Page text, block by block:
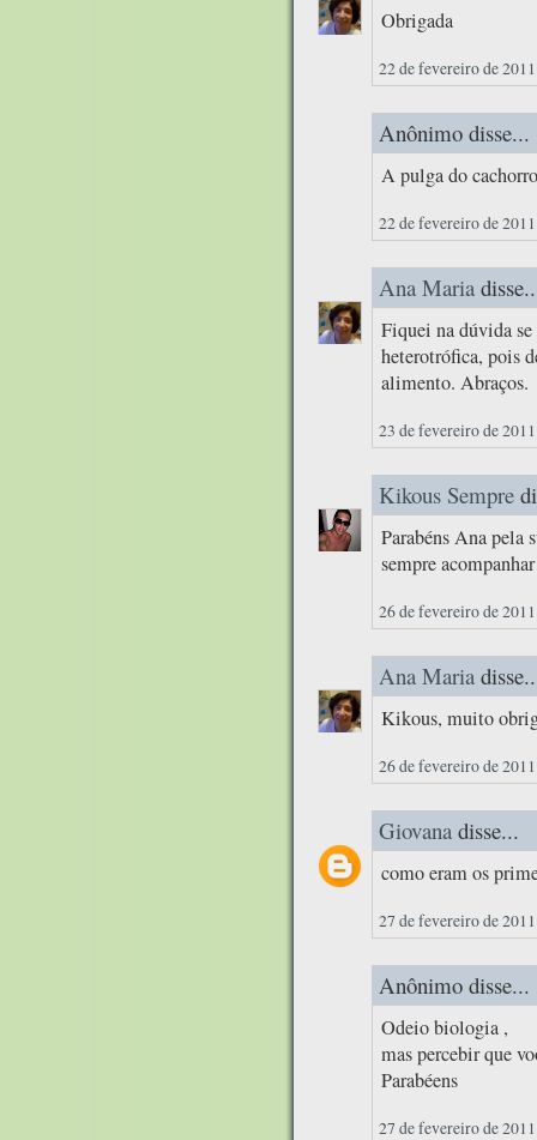
Obrigada
22 de fevereiro de
Anônimo disse...
A pulga do
22 de fevereiro de
Ana Maria
Fiquei na dúvida
heterotrófica, pois
alimento. Abraços.
23 de fevereiro de
Kikous Sempre
Parabéns Ana pela
sempre
26 de fevereiro de
Ana Maria
Kikous, muito
26 de fevereiro de
Giovana disse...
como eram os
27 de fevereiro de
Anônimo disse...
Odeio biologia ,
mas percebir que
Parabéens
27 de fevereiro de